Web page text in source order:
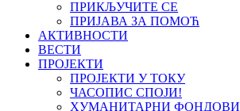
ПРИКЉУЧИТЕ СЕ
ПРИЈАВА ЗА ПОМОЋ
АКТИВНОСТИ
ВЕСТИ
ПРОЈЕКТИ
ПРОЈЕКТИ У ТОКУ
ЧАСОПИС СПОЈИ!
ХУМАНИТАРНИ ФОНДОВИ